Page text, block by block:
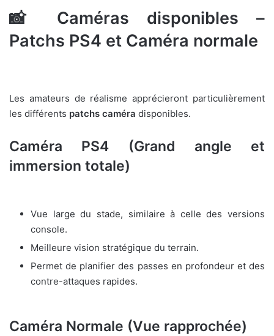
📸 Caméras disponibles –
Patchs PS4 et Caméra normale
Les amateurs de réalisme apprécieront particulièrement
les différents patchs caméra disponibles.
Caméra PS4 (Grand angle et
immersion totale)
Vue large du stade, similaire à celle des versions
console.
Meilleure vision stratégique du terrain.
Permet de planifier des passes en profondeur et des
contre-attaques rapides.
Caméra Normale (Vue rapprochée)